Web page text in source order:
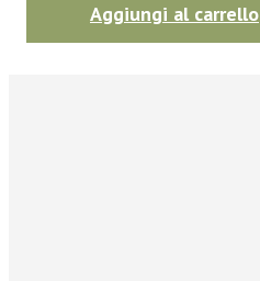
Aggiungi al carrello